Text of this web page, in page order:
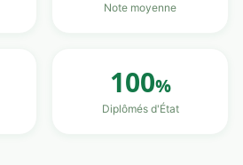
Note moyenne
100%
Diplômés d'État